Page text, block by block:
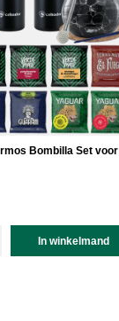
Bombilla Set voor
In winkelmand